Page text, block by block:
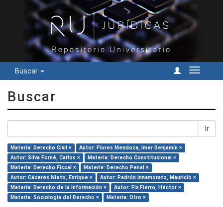
Buscar
Cambiar
Buscar
Ir
Materia: Derecho Civil ×
Autor: Flores Mendoza, Imer Benjamín ×
Autor: Silva Forné, Carlos ×
Materia: Derecho Constitucional ×
Materia: Derecho Fiscal ×
Materia: Derecho Penal ×
Autor: Cáceres Nieto, Enrique ×
Autor: Padrón Innamorato, Mauricio ×
Materia: Derecho de la Información ×
Autor: Fix Fierro, Héctor ×
Materia: Sociología del Derecho ×
Materia: Otro ×